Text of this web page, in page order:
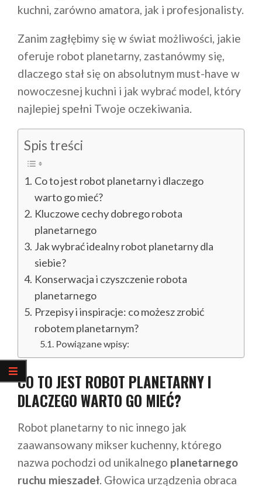
kuchni, zarówno amatora, jak i profesjonalisty.
Zanim zagłębimy się w świat możliwości, jakie
oferuje robot planetarny, zastanówmy się,
dlaczego stał się on absolutnym must-have w
nowoczesnej kuchni i jak wybrać model, który
najlepiej spełni Twoje oczekiwania.
Spis treści
Co to jest robot planetarny i dlaczego
warto go mieć?
Kluczowe cechy dobrego robota
planetarnego
Jak wybrać idealny robot planetarny dla
siebie?
Konserwacja i czyszczenie robota
planetarnego
Przepisy i inspiracje: co możesz zrobić
robotem planetarnym?
Powiązane wpisy:
CO TO JEST ROBOT PLANETARNY I
DLACZEGO WARTO GO MIEĆ?
Robot planetarny to nic innego jak
zaawansowany mikser kuchenny, którego
nazwa pochodzi od unikalnego planetarnego
ruchu mieszadeł. Głowica urządzenia obraca